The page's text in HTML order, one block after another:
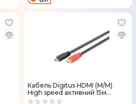
Кабель Digitus HDMI (M/M)
High speed активний 15м
чорний